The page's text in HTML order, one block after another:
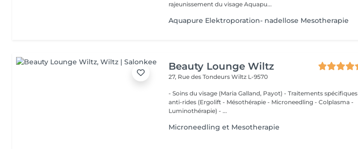
rajeunissement du visage Aquapu...
Aquapure Elektroporation- nadellose Mesotherapie
Beauty Lounge Wiltz
27, Rue des TondeursWiltz L-9570
- Soins du visage (Maria Galland, Payot) - Traitements spécifiques
anti-rides (Ergolift - Mésothérapie - Microneedling - Colplasma -
Luminothérapie) - ...
Microneedling et Mesotherapie